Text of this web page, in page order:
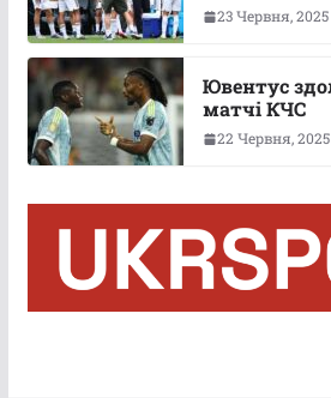
23 Червня, 2025
Ювентус
матчі КЧС
22 Червня, 2025